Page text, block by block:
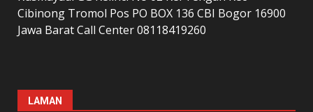
Cibinong Tromol Pos PO BOX 136 CBI Bogor 16900
Jawa Barat Call Center 08118419260
LAMAN